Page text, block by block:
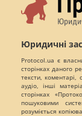
Юридичні
Protocol.ua є
сторінках даного
тексти,
аудіо, інші
сторінках
пошуковими
розуміється